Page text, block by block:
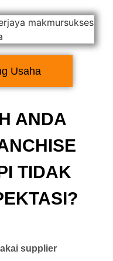
ANDA
TIDAK
supplier
Usaha